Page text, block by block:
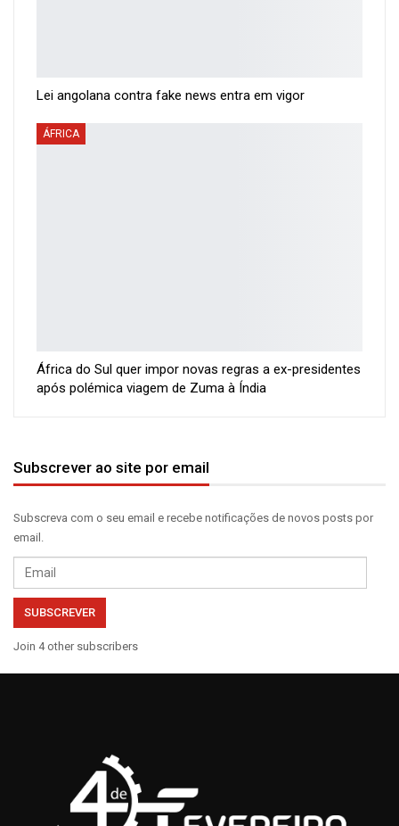
Lei angolana contra fake news entra em vigor
ÁFRICA
África do Sul quer impor novas regras a ex-presidentes
após polémica viagem de Zuma à Índia
Subscrever ao site por email
Subscreva com o seu email e recebe notificações de novos posts por
email.
Email
SUBSCREVER
Join 4 other subscribers